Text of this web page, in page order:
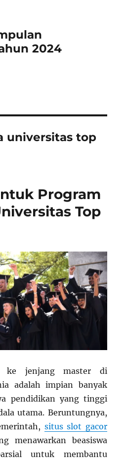
2024
universitas top
Program
Top
ke jenjang master di
adalah impian banyak
pendidikan yang tinggi
utama. Beruntungnya,
situs slot gacor
menawarkan beasiswa
untuk membantu